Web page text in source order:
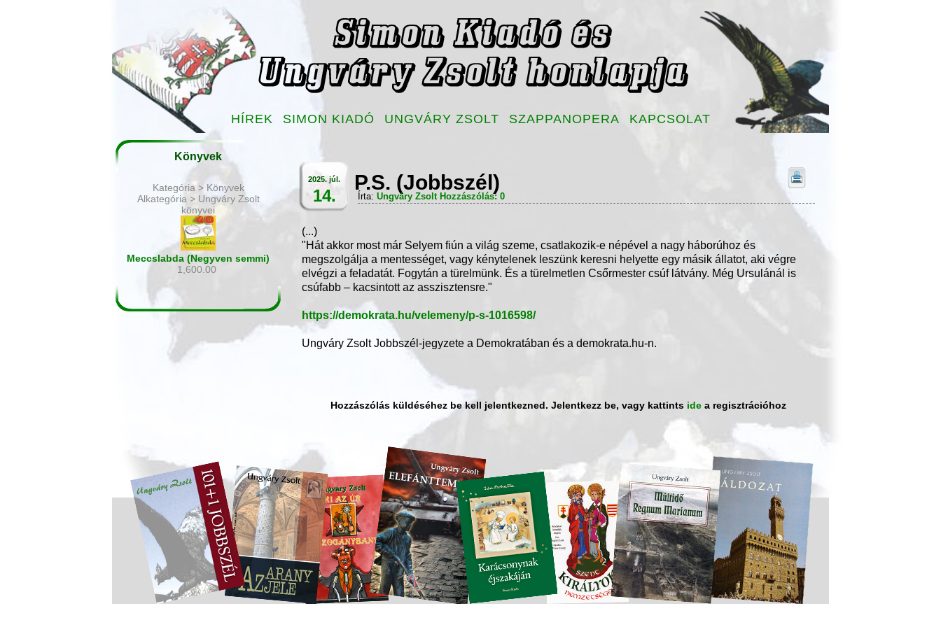
HÍREK SIMON KIADÓ UNGVÁRY ZSOLT SZAPPANOPERA KAPCSOLAT
Könyvek
Kategória > Könyvek
Alkategória > Ungváry Zsolt
könyvei
Meccslabda (Negyven semmi)
1,600.00
2025. júl.
14.
P.S. (Jobbszél)
Írta: Ungváry Zsolt Hozzászólás: 0
(...)
"Hát akkor most már Selyem fiún a világ szeme, csatlakozik-e népével a nagy háborúhoz és
megszolgálja a mentességet, vagy kénytelenek leszünk keresni helyette egy másik állatot, aki végre
elvégzi a feladatát. Fogytán a türelmünk. És a türelmetlen Csőrmester csúf látvány. Még Ursulánál is
csúfabb – kacsintott az asszisztensre."
https://demokrata.hu/velemeny/p-s-1016598/
Ungváry Zsolt Jobbszél-jegyzete a Demokratában és a demokrata.hu-n.
Hozzászólás küldéséhez be kell jelentkezned. Jelentkezz be, vagy kattints ide a regisztrációhoz